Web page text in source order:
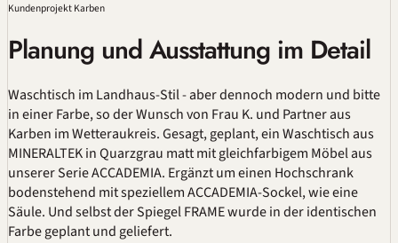
Kundenprojekt Karben
Planung und Ausstattung im Detail
Waschtisch im Landhaus-Stil - aber dennoch modern und bitte
in einer Farbe, so der Wunsch von Frau K. und Partner aus
Karben im Wetteraukreis. Gesagt, geplant, ein Waschtisch aus
MINERALTEK in Quarzgrau matt mit gleichfarbigem Möbel aus
unserer Serie ACCADEMIA. Ergänzt um einen Hochschrank
bodenstehend mit speziellem ACCADEMIA-Sockel, wie eine
Säule. Und selbst der Spiegel FRAME wurde in der identischen
Farbe geplant und geliefert.